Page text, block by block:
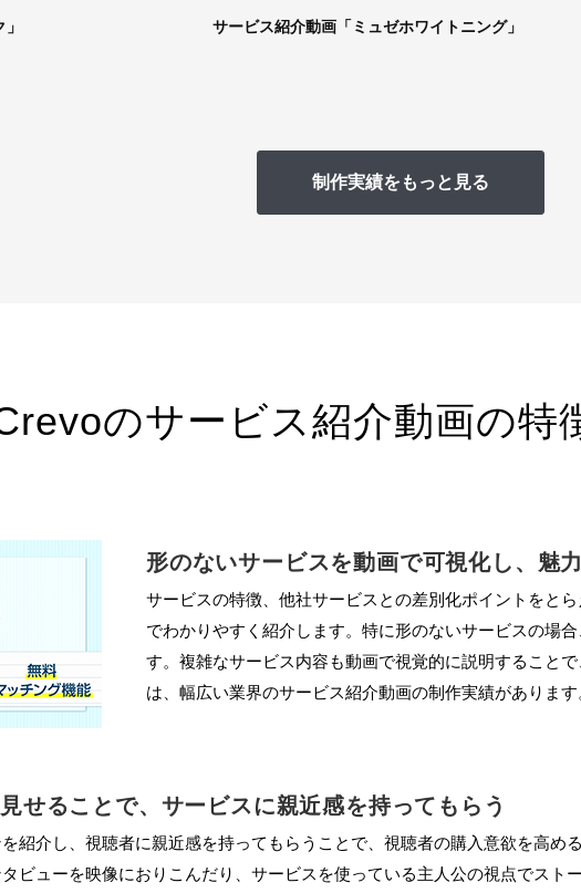
サービス紹介動画「ミュゼホワイトニング」
制作実績をもっと見る
のサービス紹介動画の特
形のないサービスを動画で可視化し、魅
サービスの特徴、他社サービスとの差別化ポイントをと
でわかりやすく紹介します。特に形のないサービスの場
す。複雑なサービス内容も動画で視覚的に説明すること
は、幅広い業界のサービス紹介動画の制作実績があります
せることで、サービスに親近感を持ってもらう
紹介し、視聴者に親近感を持ってもらうことで、視聴者の購入意欲を高め
ビューを映像におりこんだり、サービスを使っている主人公の視点でスト